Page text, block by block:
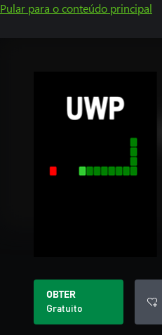
Pular para o conteúdo principal
OBTER
Gratuito